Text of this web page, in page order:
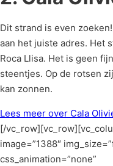
Dit strand is even
aan het juiste adres. Het
Roca Llisa. Het is geen
steentjes. Op de rotsen
kan zonnen.
Lees meer over Cala
[/
image=”1388″
css_animation=”none”